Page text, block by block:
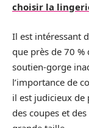
choisir la
Il est intéressant
que près de 70
soutien-gorge
l’importance de
il est judicieux
des coupes et